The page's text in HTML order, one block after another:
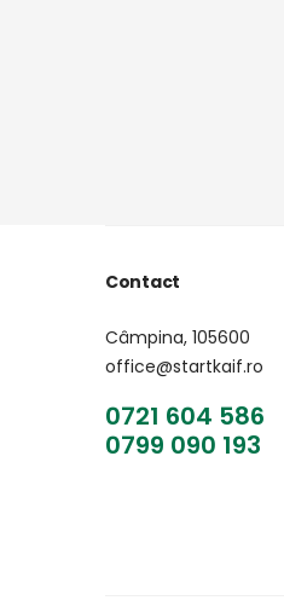
Contact
Câmpina, 105600
office@startkaif.ro
0721 604 586
0799 090 193